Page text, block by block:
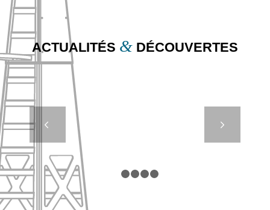
ACTUALITÉS &DÉCOUVERTES
DANS